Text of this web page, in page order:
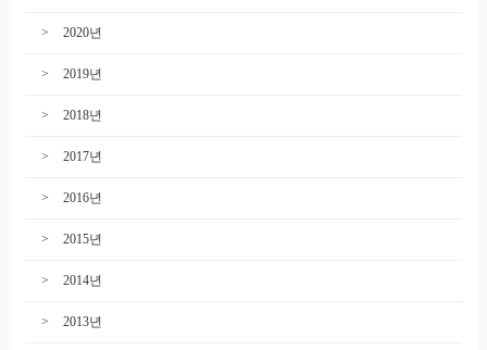
2020년
2019년
2018년
2017년
2016년
2015년
2014년
2013년